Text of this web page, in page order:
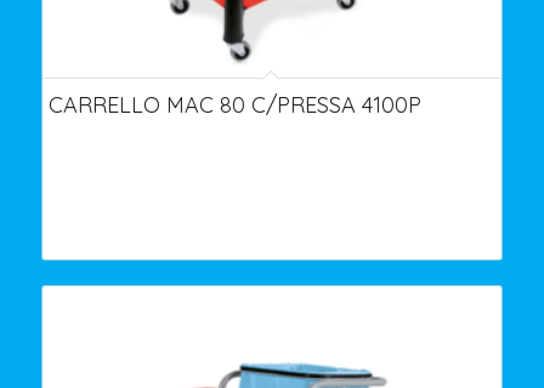
CARRELLO MAC 80 C/PRESSA 4100P